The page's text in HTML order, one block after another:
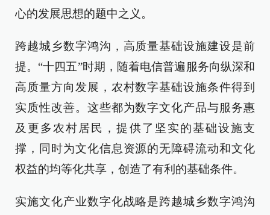
心的发展思想的题中之义。
跨越城乡数字鸿沟，高质量基础设施建设是前
提。“十四五”时期，随着电信普遍服务向纵深和
高质量方向发展，农村数字基础设施条件得到
实质性改善。这些都为数字文化产品与服务惠
及更多农村居民，提供了坚实的基础设施支
撑，同时为文化信息资源的无障碍流动和文化
权益的均等化共享，创造了有利的基础条件。
实施文化产业数字化战略是跨越城乡数字鸿沟